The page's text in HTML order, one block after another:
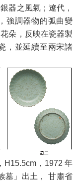
器之風氣；遼代，
強調器物的弧曲變
朵，反映在瓷器製
，並延續至兩宋諸
H15.5cm，1972 年
墓」出土， 甘肅省